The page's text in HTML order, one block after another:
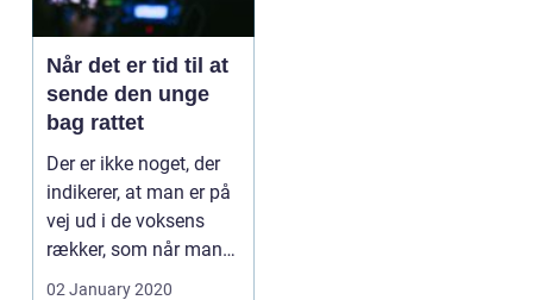
Når det er tid til at
sende den unge
bag rattet
Der er ikke noget, der
indikerer, at man er på
vej ud i de voksens
rækker, som når man
starter med a...
02 January 2020